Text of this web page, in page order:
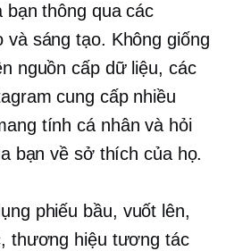
bạn thông qua các
và sáng tạo. Không giống
nguồn cấp dữ liệu, các
cung cấp nhiều
tính cá nhân và hỏi
bạn về sở thích của họ.
phiếu bầu, vuốt lên,
thương hiệu tương tác